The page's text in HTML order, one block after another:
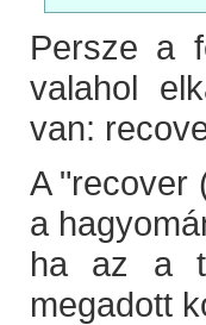
Persze a
valahol
van:
A "recover
a
ha az a
megadott